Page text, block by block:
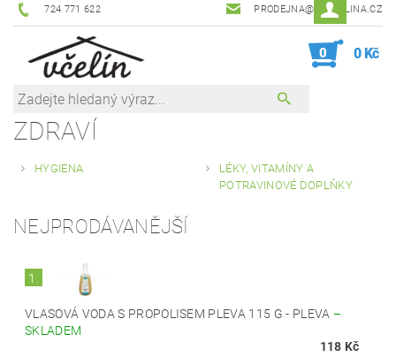
724 771 622 PRODEJNA@ZEVCELINA.CZ
0 0 Kč
ZDRAVÍ
HYGIENA
LÉKY, VITAMÍNY A
POTRAVINOVÉ DOPLŇKY
NEJPRODÁVANĚJŠÍ
1.
VLASOVÁ VODA S PROPOLISEM PLEVA 115 G - PLEVA –
SKLADEM
118 Kč